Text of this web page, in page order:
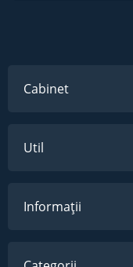
Cabinet
Util
Informații